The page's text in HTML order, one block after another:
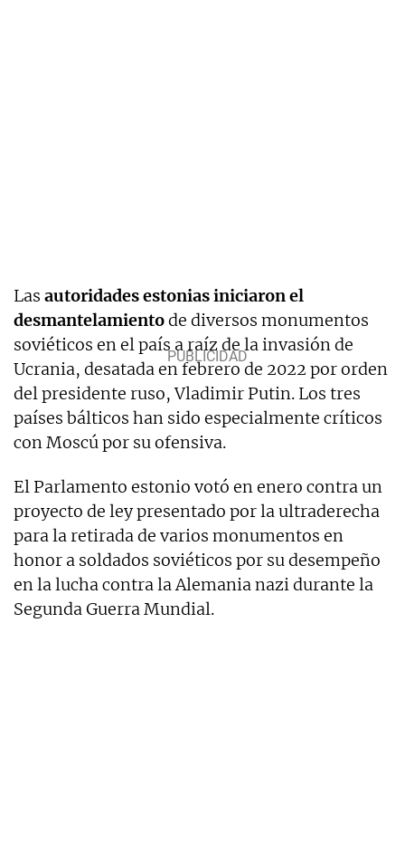
Las autoridades estonias iniciaron el
desmantelamientode diversos monumentos
soviéticos en el país a raíz de la invasión de
Ucrania, desatada en febrero de 2022 por orden
del presidente ruso, Vladimir Putin. Los tres
países bálticos han sido especialmente críticos
con Moscú por su ofensiva.
El Parlamento estonio votó en enero contra un
proyecto de ley presentado por la ultraderecha
para la retirada de varios monumentos en
honor a soldados soviéticos por su desempeño
en la lucha contra la Alemania nazi durante la
Segunda Guerra Mundial.